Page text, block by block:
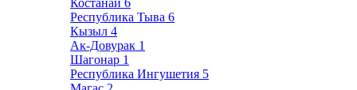
Костанай 6
Республика Тыва 6
Кызыл 4
Ак-Довурак 1
Шагонар 1
Республика Ингушетия 5